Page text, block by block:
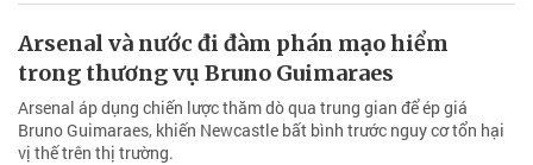
Arsenal và nước đi đàm phán mạo hiểm
trong thương vụ Bruno Guimaraes
Arsenal áp dụng chiến lược thăm dò qua trung gian để ép giá
Bruno Guimaraes, khiến Newcastle bất bình trước nguy cơ tổn hại
vị thế trên thị trường.